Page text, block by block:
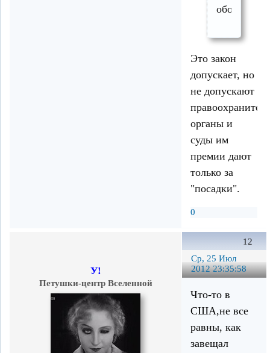
обороны
Это закон
допускает, но
не допускают
органы и
суды им
премии дают
только за
"посадки".
0
12
Ср, 25 Июл
2012 23:35:58
У!
Петушки-центр Вселенной
Что-то в
США,не все
равны, как
завещал